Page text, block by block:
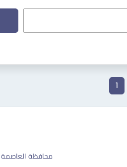
1
محافظة العاصمة